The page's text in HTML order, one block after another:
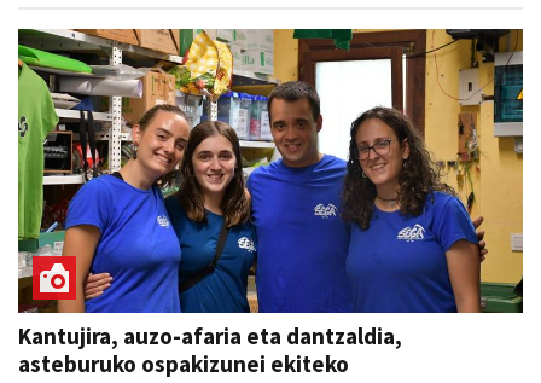
Kantujira, auzo-afaria eta dantzaldia,
asteburuko ospakizunei ekiteko